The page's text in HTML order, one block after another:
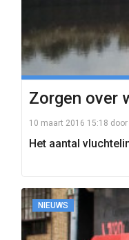
Zorgen over
10 maart 2016 15:18 door
Het aantal
NIEUWS